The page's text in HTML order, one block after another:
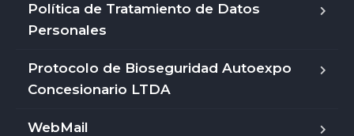
Política de Tratamiento de Datos
Personales
Protocolo de Bioseguridad Autoexpo
Concesionario LTDA
WebMail